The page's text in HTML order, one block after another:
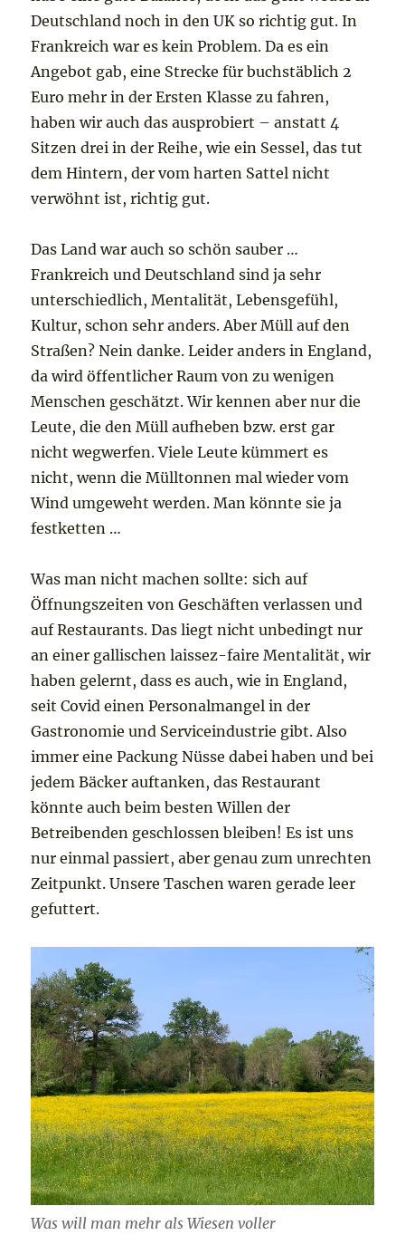
Deutschland noch in den UK so richtig gut. In
Frankreich war es kein Problem. Da es ein
Angebot gab, eine Strecke für buchstäblich 2
Euro mehr in der Ersten Klasse zu fahren,
haben wir auch das ausprobiert – anstatt 4
Sitzen drei in der Reihe, wie ein Sessel, das tut
dem Hintern, der vom harten Sattel nicht
verwöhnt ist, richtig gut.
Das Land war auch so schön sauber …
Frankreich und Deutschland sind ja sehr
unterschiedlich, Mentalität, Lebensgefühl,
Kultur, schon sehr anders. Aber Müll auf den
Straßen? Nein danke. Leider anders in England,
da wird öffentlicher Raum von zu wenigen
Menschen geschätzt. Wir kennen aber nur die
Leute, die den Müll aufheben bzw. erst gar
nicht wegwerfen. Viele Leute kümmert es
nicht, wenn die Mülltonnen mal wieder vom
Wind umgeweht werden. Man könnte sie ja
festketten …
Was man nicht machen sollte: sich auf
Öffnungszeiten von Geschäften verlassen und
auf Restaurants. Das liegt nicht unbedingt nur
an einer gallischen laissez-faire Mentalität, wir
haben gelernt, dass es auch, wie in England,
seit Covid einen Personalmangel in der
Gastronomie und Serviceindustrie gibt. Also
immer eine Packung Nüsse dabei haben und bei
jedem Bäcker auftanken, das Restaurant
könnte auch beim besten Willen der
Betreibenden geschlossen bleiben! Es ist uns
nur einmal passiert, aber genau zum unrechten
Zeitpunkt. Unsere Taschen waren gerade leer
gefuttert.
Was will man mehr als Wiesen voller